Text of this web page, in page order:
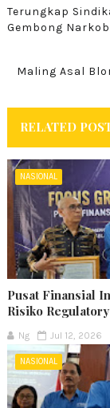
Terungkap
Gembong
Maling Asal
RELATED
NASIONAL
Pusat Finansial
Risiko
Ng Jul 12, 2026
NASIONAL